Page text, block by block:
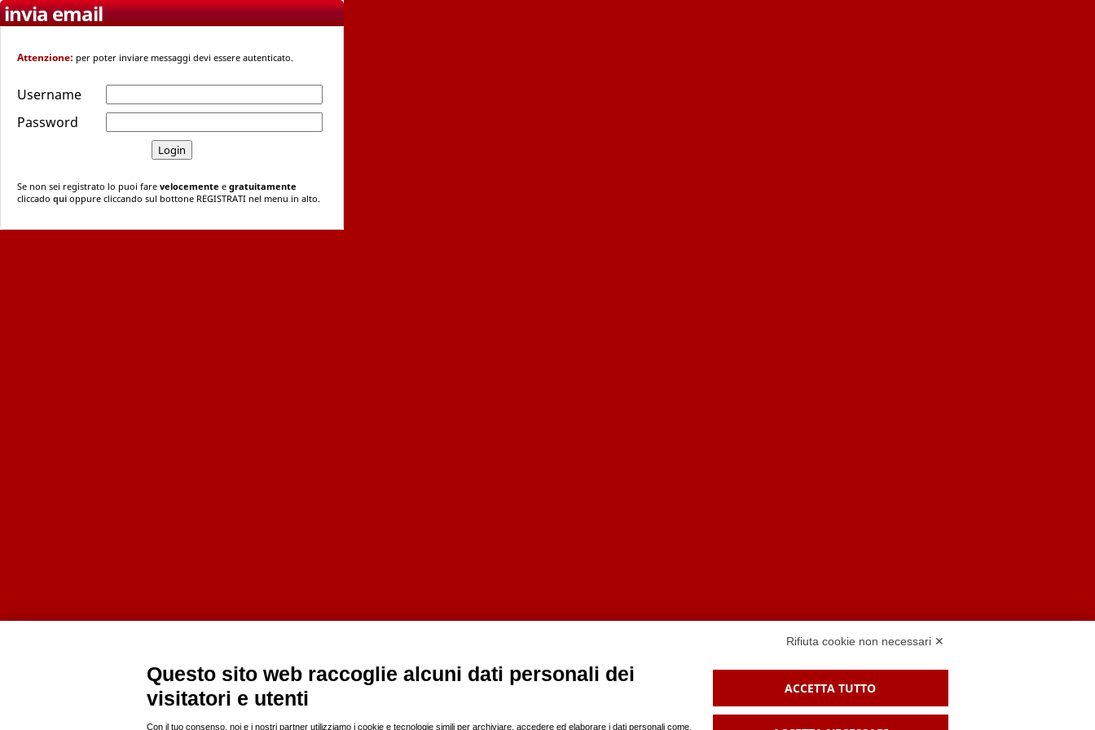
invia email
Attenzione: per poter inviare messaggi devi essere autenticato.
Username
Password
Se non sei registrato lo puoi fare velocemente e gratuitamente
cliccado qui oppure cliccando sul bottone REGISTRATI nel menu in alto.
Rifiuta cookie non necessari ✕
Questo sito web raccoglie alcuni dati personali dei
visitatori e utenti
Con il tuo consenso, noi e i nostri partner utilizziamo i cookie e tecnologie simili per archiviare, accedere ed elaborare i dati personali come,
ACCETTA TUTTO